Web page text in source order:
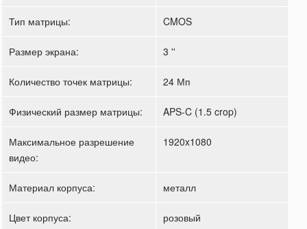
Тип матрицы: CMOS
Размер экрана: 3 ''
Количество точек матрицы: 24 Мп
Физический размер матрицы: APS-C (1.5 crop)
Максимальное разрешение
видео:
1920x1080
Материал корпуса: металл
Цвет корпуса: розовый